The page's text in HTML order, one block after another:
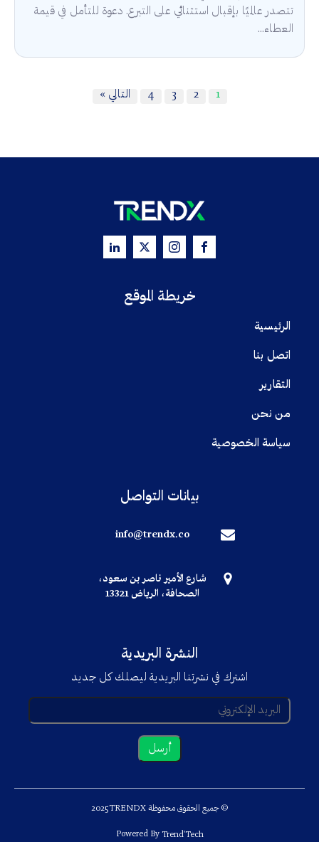
تتصدر عالميًا بإقبال استثنائي على التبرع. دعوة للتأمل في قيمة
العطاء...
1
2
3
4 التالي »
خريطة الموقع
الرئيسية
اتصل بنا
التقارير
من نحن
سياسة الخصوصية
بيانات التواصل
info@trendx.co
شارع الأمير ناصر بن سعود،
الصحافة، الرياض 13321
النشرة البريدية
اشترك في نشرتنا البريدية ليصلك كل جديد
© جميع الحقوق محفوظة TRENDX 2025
Powered By Trend'Tech